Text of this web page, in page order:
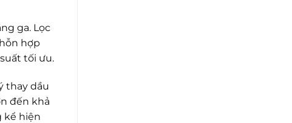
ga. Lọc
hợp
tối ưu.
thay dầu
đến khả
kể hiện